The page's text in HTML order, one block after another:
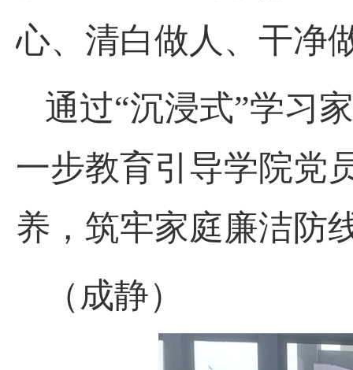
心、清白做人、干净
通过“沉浸式”学习
一步教育引导学院党
养，筑牢家庭廉洁防
（成静）